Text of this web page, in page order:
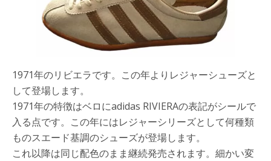
1971年のリビエラです。この年よりレジャーシューズと
して登場します。
1971年の特徴はベロにadidas RIVIERAの表記がシールで
入る点です。この年にはレジャーシリーズとして何種類
ものスエード基調のシューズが登場します。
これ以降は同じ配色のまま継続発売されます。細かい変